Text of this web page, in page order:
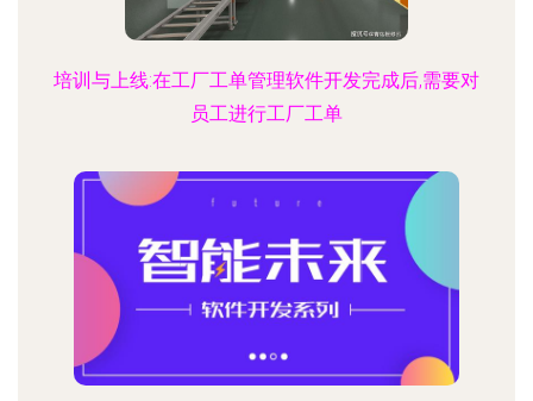
培训与上线:在工厂工单管理软件开发完成后,需要对
员工进行工厂工单